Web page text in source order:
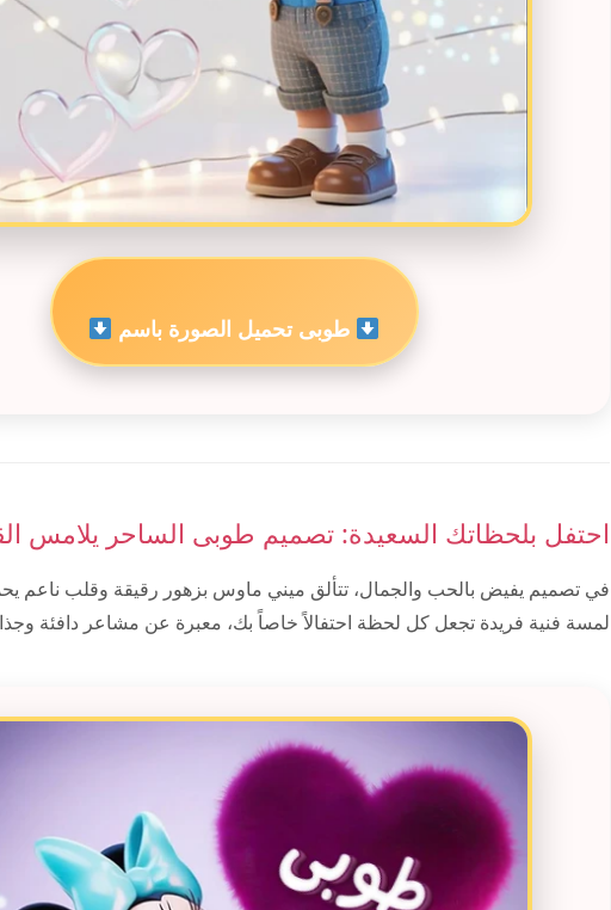
طوبى تحميل الصورة باسم
احتفل بلحظاتك السعيدة: تصميم طوبى الساحر يلامس
في تصميم يفيض بالحب والجمال، تتألق ميني ماوس بزهور رقيقة وقلب ناعم
لمسة فنية فريدة تجعل كل لحظة احتفالاً خاصاً بك، معبرة عن مشاعر دافئة